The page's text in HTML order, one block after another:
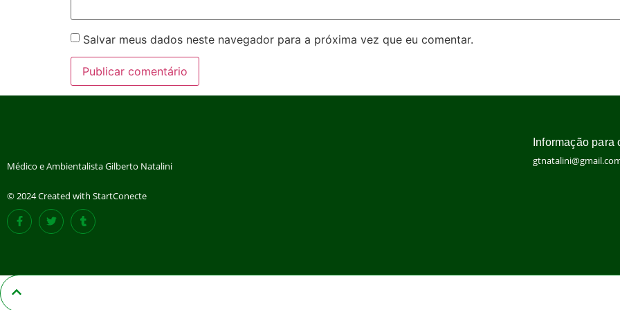
Salvar meus dados neste navegador para a próxima vez que eu comentar.
Médico e Ambientalista Gilberto Natalini
© 2024 Created with StartConecte
Informação para